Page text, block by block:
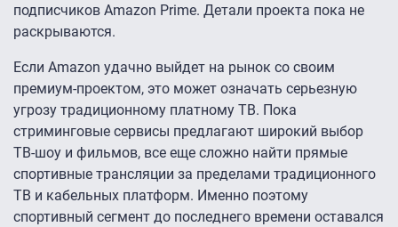
подписчиков Amazon Prime. Детали проекта пока не
раскрываются.
Если Amazon удачно выйдет на рынок со своим
премиум-проектом, это может означать серьезную
угрозу традиционному платному ТВ. Пока
стриминговые сервисы предлагают широкий выбор
ТВ-шоу и фильмов, все еще сложно найти прямые
спортивные трансляции за пределами традиционного
ТВ и кабельных платформ. Именно поэтому
спортивный сегмент до последнего времени оставался